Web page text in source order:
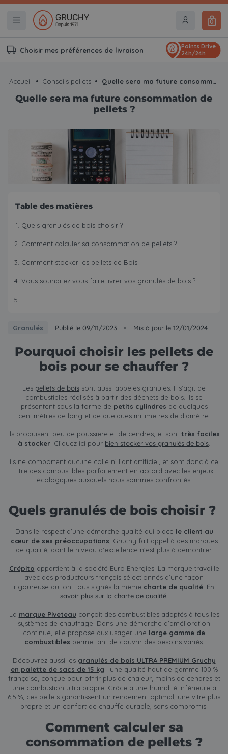
0
Choisir mes préférences de livraison
Points Drive
24h/24h
Accueil Conseils pellets Quelle sera ma future consommation de pellets ?
Quelle sera ma future consommation de
pellets ?
Table des matières
Quels granulés de bois choisir ?
Comment calculer sa consommation de pellets ?
Comment stocker les pellets de Bois
Vous souhaitez vous faire livrer vos granulés de bois ?
Granulés Publié le 09/11/2023 • Mis à jour le 12/01/2024
Pourquoi choisir les pellets de
bois pour se chauffer ?
Les pellets de bois sont aussi appelés granulés. Il s’agit de
combustibles réalisés à partir des déchets de bois. Ils se
présentent sous la forme de petits cylindres de quelques
centimètres de long et de quelques millimètres de diamètre.
Ils produisent peu de poussière et de cendres, et sont très faciles
à stocker . Cliquez ici pour bien stocker vos granulés de bois
Ils ne comportent aucune colle ni liant artificiel, et sont donc à ce
titre des combustibles parfaitement en accord avec les enjeux
écologiques auxquels nous sommes confrontés.
Quels granulés de bois choisir ?
Dans le respect d’une démarche qualité qui place le client au
cœur de ses préoccupations , Gruchy fait appel à des marques
de qualité, dont le niveau d’excellence n’est plus à démontrer.
Crépito appartient à la société Euro Energies. La marque travaille
avec des producteurs français sélectionnés d’une façon
rigoureuse qui ont tous signés la même charte de qualité En
savoir plus sur la charte de qualité
La marque Piveteau conçoit des combustibles adaptés à tous les
systèmes de chauffage. Dans une démarche d’amélioration
continue, elle propose aux usager une large gamme de
combustibles permettant de couvrir des besoins variés.
Découvrez aussi les granulés de bois ULTRA PREMIUM Gruchy
en palette de sacs de 15 kg : une qualité haut de gamme 100 %
française, conçue pour offrir plus de chaleur, moins de cendres et
une combustion ultra propre. Grâce à une humidité inférieure à
6,5 %, ces pellets garantissent un rendement optimal, une vitre plus
propre et un confort de chauffe durable, sans compromis.
Comment calculer sa
consommation de pellets ?